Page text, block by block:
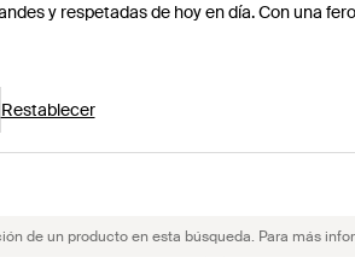
y respetadas de hoy en día. Con una
taller. Varias décadas más tarde, la
de su tipo.
Restablecer
de un producto en esta búsqueda. Para más